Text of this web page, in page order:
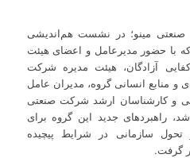
مینو؛ در نشست هم‌اندیشی
با حضور مدیرعامل و اعضای هیئت
آزادگان، هیئت مدیره شرکت
و منابع انسانی گروه، مدیران عامل
و کارشناسان ارشد شرکت صنعتی
راهبردهای جدید این گروه برای
تحول سازمانی در شرایط پیچیده
گرفت.